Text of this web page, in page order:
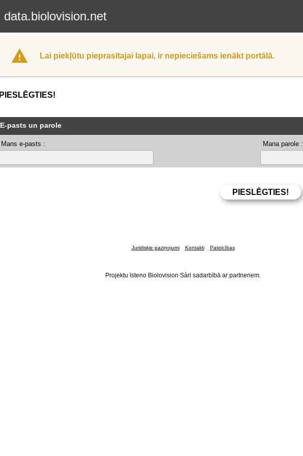
data.biolovision.net
Lai piekļūtu pieprasītajai lapai, ir nepieciešams ienākt portālā.
PIESLĒGTIES!
E-pasts un parole
Mans e-pasts : Mana parole :
Juridiskie paziņojumi Kontakti Pateicības
Projektu īsteno Biolovision Sàrl sadarbībā ar partneriem.